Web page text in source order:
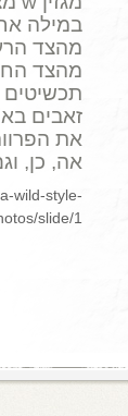
במילה
מהצד
מהצד
תכשיטים
זאבים
את
אה, כן,
wild-style-
slide/1